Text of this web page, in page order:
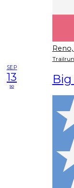
Trailrun
SEP
13
so Big